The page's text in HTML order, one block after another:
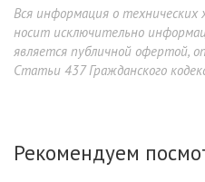
Вся информация о технических
носит исключительно
является публичной офертой,
Статьи 437 Гражданского
Рекомендуем